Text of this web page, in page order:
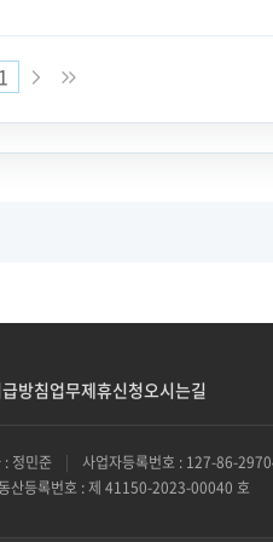
1
방침업무제휴신청오시는길
: 정민준 |
사업자등록번호 : 127-86-
산등록번호 : 제 41150-2023-00040 호